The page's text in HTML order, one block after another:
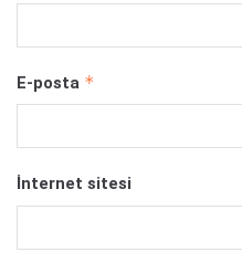
E-posta *
İnternet sitesi